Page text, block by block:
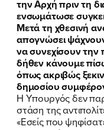
την Αρχή πριν τη
ενσωμάτωσε
Μετά τη χθεσινή
απογνώσει
να συνεχίσουν
δήθεν κάνουμε
όπως ακριβώς
δημοσίου
Η Υπουργός δεν
στάση της
«Εσείς που